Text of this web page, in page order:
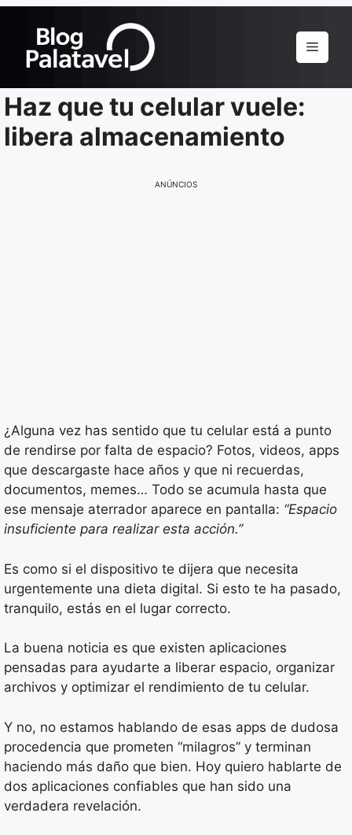
Menu
Haz que tu celular vuele:
libera almacenamiento
ANÚNCIOS
¿Alguna vez has sentido que tu celular está a punto
de rendirse por falta de espacio? Fotos, videos, apps
que descargaste hace años y que ni recuerdas,
documentos, memes… Todo se acumula hasta que
ese mensaje aterrador aparece en pantalla: “Espacio
insuficiente para realizar esta acción.”
Es como si el dispositivo te dijera que necesita
urgentemente una dieta digital. Si esto te ha pasado,
tranquilo, estás en el lugar correcto.
La buena noticia es que existen aplicaciones
pensadas para ayudarte a liberar espacio, organizar
archivos y optimizar el rendimiento de tu celular.
Y no, no estamos hablando de esas apps de dudosa
procedencia que prometen “milagros” y terminan
haciendo más daño que bien. Hoy quiero hablarte de
dos aplicaciones confiables que han sido una
verdadera revelación.